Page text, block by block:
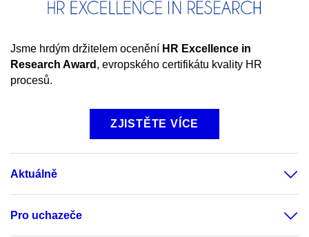
Jsme hrdým držitelem ocenění HR Excellence in
Research Award , evropského certifikátu kvality HR
procesů.
ZJISTĚTE VÍCE
Aktuálně
Pro uchazeče